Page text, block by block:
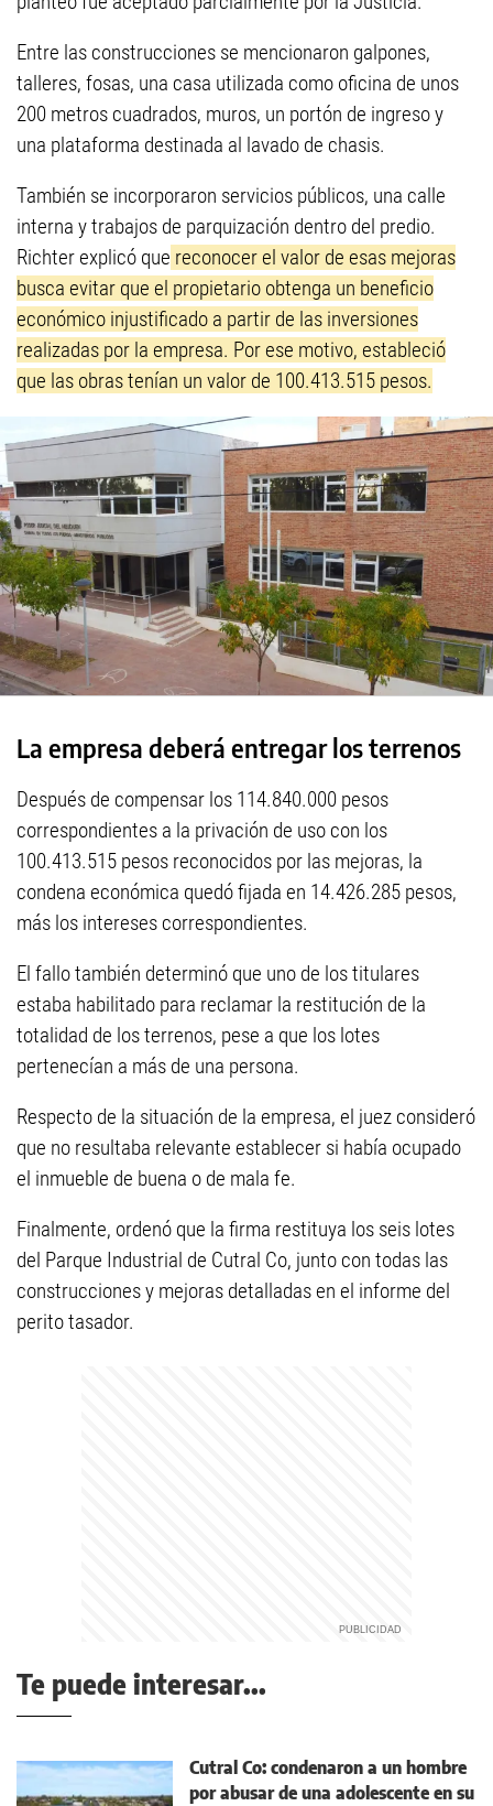
Entre las construcciones se mencionaron galpones,
talleres, fosas, una casa utilizada como oficina de unos
200 metros cuadrados, muros, un portón de ingreso y
una plataforma destinada al lavado de chasis.
También se incorporaron servicios públicos, una calle
interna y trabajos de parquización dentro del predio.
Richter explicó que reconocer el valor de esas mejoras
busca evitar que el propietario obtenga un beneficio
económico injustificado a partir de las inversiones
realizadas por la empresa. Por ese motivo, estableció
que las obras tenían un valor de 100.413.515 pesos.
La empresa deberá entregar los terrenos
Después de compensar los 114.840.000 pesos
correspondientes a la privación de uso con los
100.413.515 pesos reconocidos por las mejoras, la
condena económica quedó fijada en 14.426.285 pesos,
más los intereses correspondientes.
El fallo también determinó que uno de los titulares
estaba habilitado para reclamar la restitución de la
totalidad de los terrenos, pese a que los lotes
pertenecían a más de una persona.
Respecto de la situación de la empresa, el juez consideró
que no resultaba relevante establecer si había ocupado
el inmueble de buena o de mala fe.
Finalmente, ordenó que la firma restituya los seis lotes
del Parque Industrial de Cutral Co, junto con todas las
construcciones y mejoras detalladas en el informe del
perito tasador.
Te puede interesar...
Cutral Co: condenaron a un hombre
por abusar de una adolescente en su